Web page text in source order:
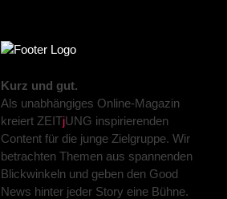
Kurz und gut.
Als unabhängiges Online-Magazin
kreiert ZEITjUNG inspirierenden
Content für die junge Zielgruppe. Wir
betrachten Themen aus spannenden
Blickwinkeln und geben den Good
News hinter jeder Story eine Bühne.